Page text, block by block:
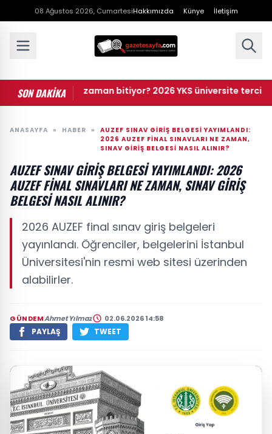
08 Ağustos 2026, CumartesiHakkımızda Künye İletişim
SON DAKİKA
tercihleri ne zaman bitiyor? 2026 YKS üniversite
ANASAYFA » HABER »
AUZEF SINAV GIRIŞ BELGESI YAYIMLANDI:
2026 AUZEF FINAL SINAVLARI NE ZAMAN,
SINAV GIRIŞ BELGESI NASIL ALINIR?
AUZEF SINAV GIRIŞ BELGESI YAYIMLANDI: 2026
AUZEF FINAL SINAVLARI NE ZAMAN, SINAV GIRIŞ
BELGESI NASIL ALINIR?
2026 AUZEF final sınav giriş belgeleri
yayınlandı. Öğrenciler, belgelerini İstanbul
Üniversitesi'nin resmi web sitesi üzerinden
alabilirler.
GÜNDEMAhmet Yılmaz 02.06.2026 14:58
PAYLAŞ TWEET